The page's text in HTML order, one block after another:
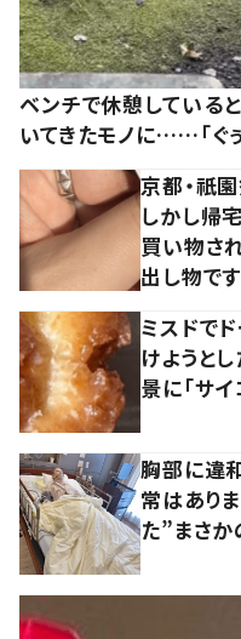
ベンチで休憩している
いてきたモノに……「ぐ
京都・祇
しかし帰
買い物さ
出し物です
ミスドで
けようと
景に「サ
胸部に違
常はあり
た”まさ